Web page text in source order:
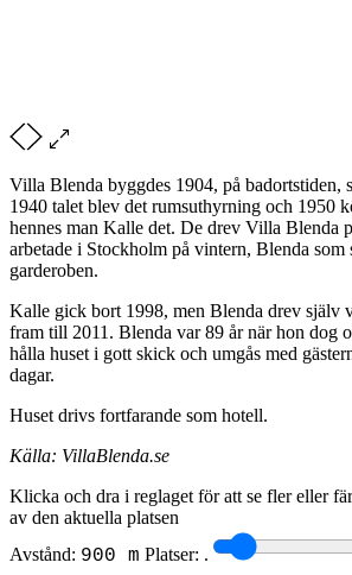
Villa Blenda byggdes 1904, på badortstiden,
1940 talet blev det rumsuthyrning och 1950
hennes man Kalle det. De drev Villa Blenda
arbetade i Stockholm på vintern, Blenda
garderoben.
Kalle gick bort 1998, men Blenda drev själv
fram till 2011. Blenda var 89 år när hon dog
hålla huset i gott skick och umgås med
dagar.
Huset drivs fortfarande som hotell.
Källa: VillaBlenda.se
Klicka och dra i reglaget för att se fler eller
av den aktuella platsen
Avstånd: 900 m Platser: .